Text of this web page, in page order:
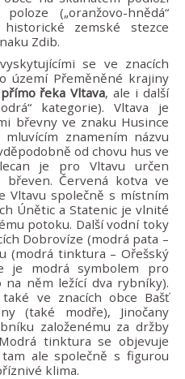
(„oranžovo-hnědá“
zemské stezce
Zdib.
se ve znacích
území Přeměněné krajiny
řeka Vltava, ale i další
kategorie). Vltava je
břevny ve znaku Husince
znamením názvu
od chovu hus ve
je pro Vltavu určen
Červená kotva ve
Vltavu společně s místním
Únětic a Statenic je vlnité
potoku. Další vodní toky
Dobrovíze (modrá pata –
(modrá tinktura – Ořešský
je modrá symbolem pro
něm ležící dva rybníky).
ve znacích obce Bašť
(také modře), Jinočany
založenému za držby
tinktura se objevuje
ale společně s figurou
klima.